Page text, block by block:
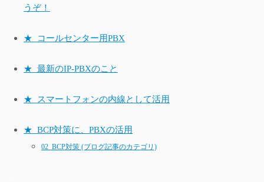
うぞ！
★_コールセンター用PBX
★_最新のIP-PBXのこと
★_スマートフォンの内線として活用
★_BCP対策に、PBXの活用
02_BCP対策 (ブログ記事のカテゴリ)